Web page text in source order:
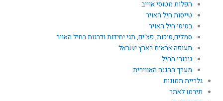
הפלות מטוסי אוייב
טייסות חיל האויר
בסיסי חיל האויר
סמלים,סיכות, פצ'ים, תגי יחידות ודרגות בחיל האויר
תעופה צבאית בארץ ישראל
גיבורי החיל
מערך ההגנה האווירית
גלריית תמונות
תירמו לאתר